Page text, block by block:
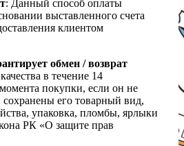
: Данный способ оплаты
выставленного счета
клиентом
обмен / возврат
в течение 14
покупки, если он не
его товарный вид,
упаковка, пломбы, ярлыки
РК «О защите прав